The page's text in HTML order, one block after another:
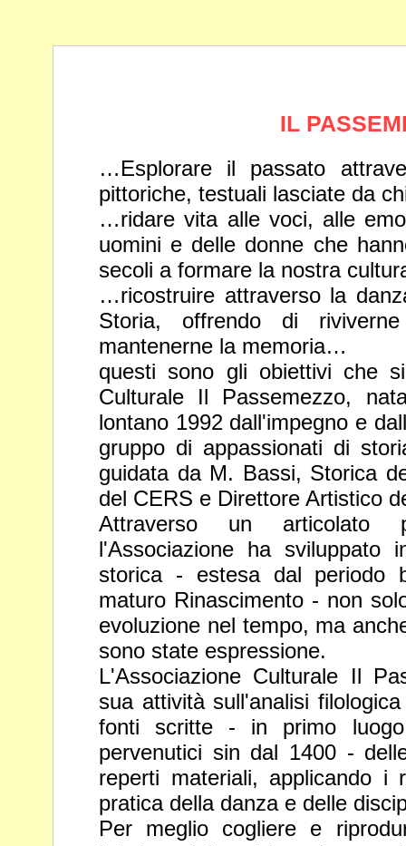
IL
…Esplorare il passato
pittoriche, testuali lasciate da
…ridare vita alle voci, alle
uomini e delle donne che
secoli a formare la nostra
…ricostruire attraverso la
Storia, offrendo di
mantenerne la memoria…
questi sono gli obiettivi che
Culturale Il Passemezzo,
lontano 1992 dall'impegno e
gruppo di appassionati di
guidata da M. Bassi, Storica
del CERS e Direttore Artistico
Attraverso un articolato
l'Associazione ha sviluppato
storica - estesa dal periodo
maturo Rinascimento - non
evoluzione nel tempo, ma
sono state espressione.
L'Associazione Culturale Il
sua attività sull'analisi
fonti scritte - in primo
pervenutici sin dal 1400 -
reperti materiali, applicando i
pratica della danza e delle
Per meglio cogliere e